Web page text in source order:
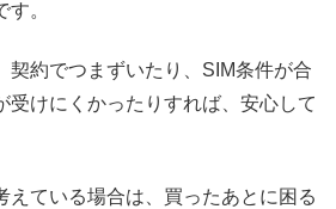
。
契約でつまずいたり、SIM条件が合
受けにくかったりすれば、安心して
えている場合は、買ったあとに困る